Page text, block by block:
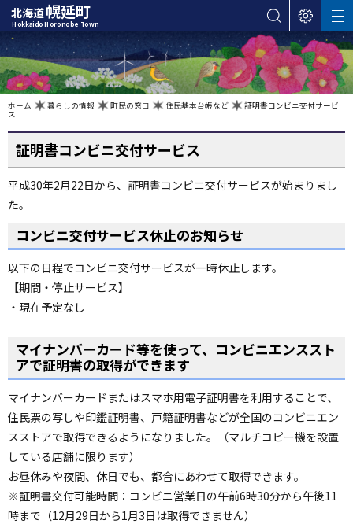
本
文
へ
カ
テ
ゴ
リ
メ
ニ
ュ
へ
ナ
ン
・
メ
ニ
ュ
ー
へ
北海道幌延町
Hokkaido Horonobe Town
表
示
設
定
サ
イ
ト
内
検
索
M
E
N
U
在
位
の
ホーム 暮らしの情報 町民の窓口 住民基本台帳など 証明書コンビニ交付サービ
ス
証明書コンビニ交付サービス
平成30年2月22日から、証明書コンビニ交付サービスが始まりまし
た。
コンビニ交付サービス休止のお知らせ
以下の日程でコンビニ交付サービスが一時休止します。
【期間・停止サービス】
・現在予定なし
マイナンバーカード等を使って、コンビニエンススト
アで証明書の取得ができます
マイナンバーカードまたはスマホ用電子証明書を利用することで、
住民票の写しや印鑑証明書、戸籍証明書などが全国のコンビニエン
スストアで取得できるようになりました。（マルチコピー機を設置
している店舗に限ります）
お昼休みや夜間、休日でも、都合にあわせて取得できます。
※証明書交付可能時間：コンビニ営業日の午前6時30分から午後11
時まで（12月29日から1月3日は取得できません）